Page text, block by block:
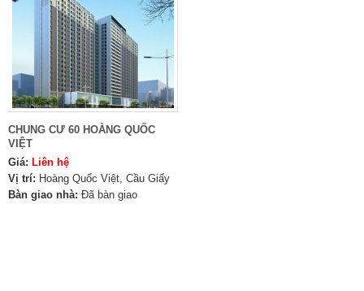
CHUNG CƯ 60 HOÀNG QUỐC
VIỆT
Giá: Liên hệ
Vị trí: Hoàng Quốc Việt, Cầu Giấy
Bàn giao nhà: Đã bàn giao